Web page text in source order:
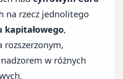
na rzecz jednolitego
,
rozszerzonym,
w różnych